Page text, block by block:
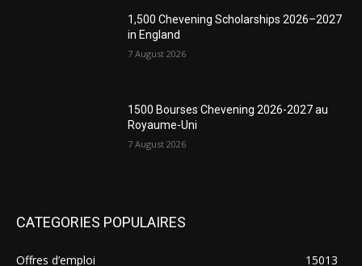
1,500 Chevening Scholarships 2026–2027
in England
7 August 2026
1500 Bourses Chevening 2026-2027 au
Royaume-Uni
7 August 2026
CATEGORIES POPULAIRES
Offres d’emploi
15013